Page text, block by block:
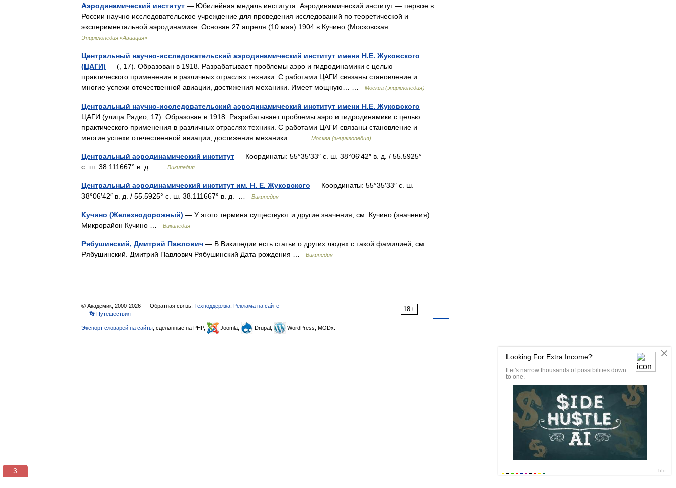
Аэродинамический институт — Юбилейная медаль института. Аэродинамический институт — первое в
России научно исследовательское учреждение для проведения исследований по теоретической и
экспериментальной аэродинамике. Основан 27 апреля (10 мая) 1904 в Кучино (Московская… …
Энциклопедия «Авиация»
Центральный научно-исследовательский аэродинамический институт имени Н.Е. Жуковского
(ЦАГИ) — (, 17). Образован в 1918. Разрабатывает проблемы аэро и гидродинамики с целью
практического применения в различных отраслях техники. С работами ЦАГИ связаны становление и
многие успехи отечественной авиации, достижения механики. Имеет мощную… …
Москва (энциклопедия)
Центральный научно-исследовательский аэродинамический институт имени Н.Е. Жуковского —
ЦАГИ (улица Радио, 17). Образован в 1918. Разрабатывает проблемы аэро и гидродинамики с целью
практического применения в различных отраслях техники. С работами ЦАГИ связаны становление и
многие успехи отечественной авиации, достижения механики.… …
Москва (энциклопедия)
Центральный аэродинамический институт — Координаты: 55°35′33″ с. ш. 38°06′42″ в. д. / 55.5925°
с. ш. 38.111667° в. д. …
Википедия
Центральный аэродинамический институт им. Н. Е. Жуковского — Координаты: 55°35′33″ с. ш.
38°06′42″ в. д. / 55.5925° с. ш. 38.111667° в. д. …
Википедия
Кучино (Железнодорожный) — У этого термина существуют и другие значения, см. Кучино (значения).
Микрорайон Кучино …
Википедия
Рябушинский, Дмитрий Павлович — В Википедии есть статьи о других людях с такой фамилией, см.
Рябушинский. Дмитрий Павлович Рябушинский Дата рождения …
Википедия
18+
© Академик, 2000-2026 Обратная связь: Техподдержка Реклама на сайте
👣 Путешествия
Экспорт словарей на сайты , сделанные на PHP, Joomla, Drupal, WordPress, MODx.
3